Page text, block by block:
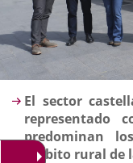
Descripción
El sector
representado
predominan
ámbito rural de